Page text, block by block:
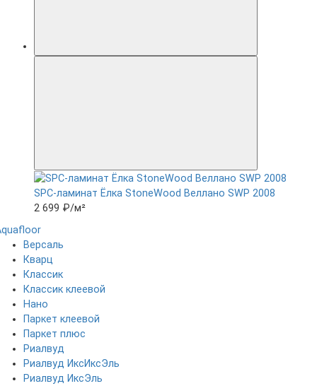
SPC-ламинат Ëлка StoneWood Веллано SWP 2008
2 699 ₽/м²
Версаль
Кварц
Классик
Классик клеевой
Нано
Паркет клеевой
Паркет плюс
Риалвуд
Риалвуд ИксИксЭль
Риалвуд ИксЭль